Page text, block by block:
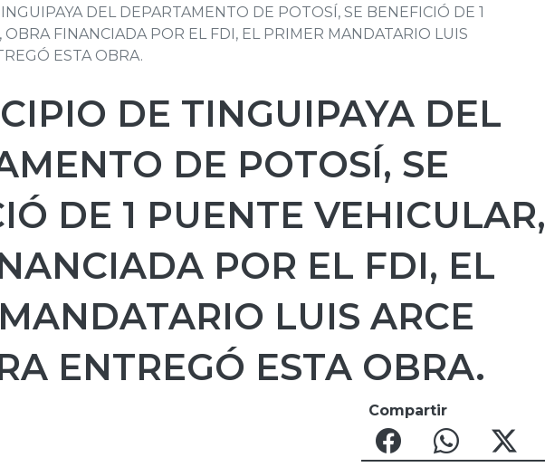
DEL DEPARTAMENTO DE POTOSÍ, SE BENEFICIÓ DE 1
FINANCIADA POR EL FDI, EL PRIMER MANDATARIO LUIS
ESTA OBRA.
DE TINGUIPAYA DEL
DE POTOSÍ, SE
DE 1 PUENTE VEHICULAR,
POR EL FDI, EL
LUIS ARCE
ENTREGÓ ESTA OBRA.
Compartir